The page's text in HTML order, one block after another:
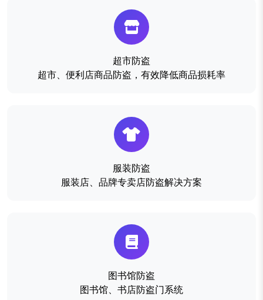
超市防盗
超市、便利店商品防盗，有效降低商品损耗率
服装防盗
服装店、品牌专卖店防盗解决方案
图书馆防盗
图书馆、书店防盗门系统